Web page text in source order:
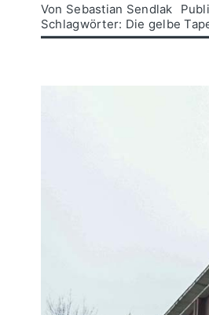
Von Sebastian Sendlak
Schlagwörter: Die gelbe